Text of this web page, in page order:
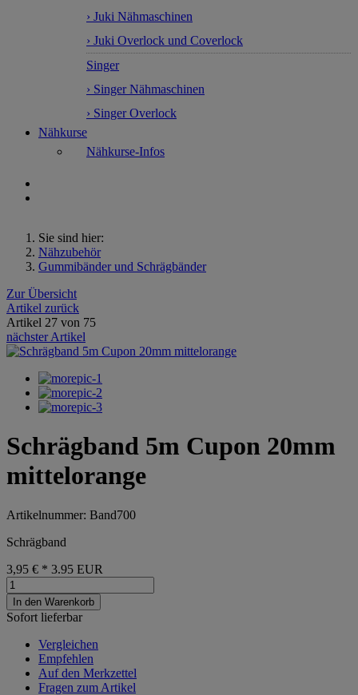
› Juki Nähmaschinen
› Juki Overlock und Coverlock
Singer
› Singer Nähmaschinen
› Singer Overlock
Nähkurse
Nähkurse-Infos
Sie sind hier:
Nähzubehör
Gummibänder und Schrägbänder
Zur Übersicht
Artikel zurück
Artikel 27 von 75
nächster Artikel
Schrägband 5m Cupon 20mm
mittelorange
Artikelnummer: Band700
Schrägband
3,95 € * 3.95 EUR
In den Warenkorb
Sofort lieferbar
Vergleichen
Empfehlen
Auf den Merkzettel
Fragen zum Artikel